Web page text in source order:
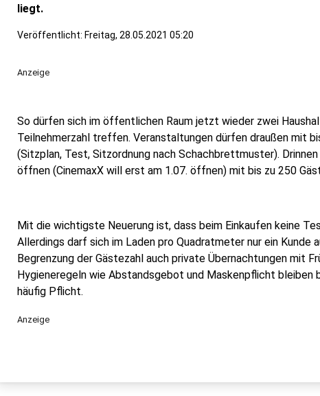
liegt.
Veröffentlicht: Freitag, 28.05.2021 05:20
Anzeige
So dürfen sich im öffentlichen Raum jetzt wieder zwei
Teilnehmerzahl treffen. Veranstaltungen dürfen draußen mit
(Sitzplan, Test, Sitzordnung nach Schachbrettmuster).
öffnen (CinemaxX will erst am 1.07. öffnen) mit bis zu 250
Mit die wichtigste Neuerung ist, dass beim Einkaufen keine
Allerdings darf sich im Laden pro Quadratmeter nur ein Kunde
Begrenzung der Gästezahl auch private Übernachtungen mit
Hygieneregeln wie Abstandsgebot und Maskenpflicht bleiben
häufig Pflicht.
Anzeige